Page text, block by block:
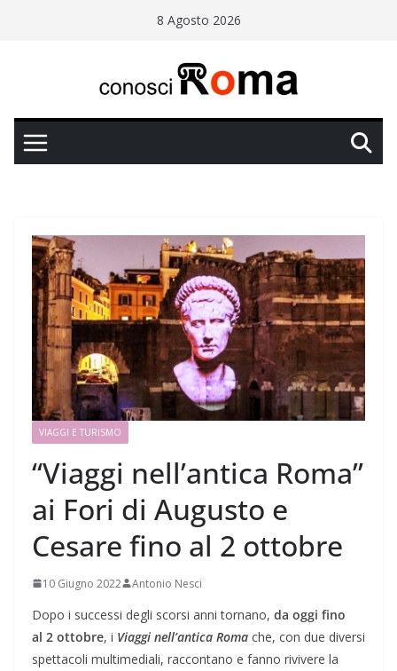
8 Agosto 2026
VIAGGI E TURISMO
“Viaggi nell’antica Roma”
ai Fori di Augusto e
Cesare fino al 2 ottobre
10 Giugno 2022 Antonio Nesci
Dopo i successi degli scorsi anni tornano, da oggi fino
al 2 ottobre, i Viaggi nell’antica Roma che, con due diversi
spettacoli multimediali, raccontano e fanno rivivere la